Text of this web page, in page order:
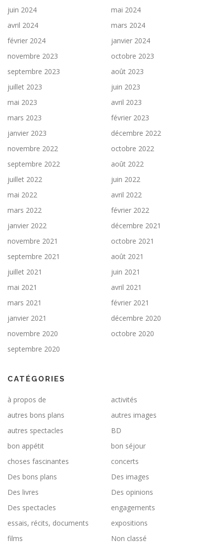
juin 2024
mai 2024
avril 2024
mars 2024
février 2024
janvier 2024
novembre 2023
octobre 2023
septembre 2023
août 2023
juillet 2023
juin 2023
mai 2023
avril 2023
mars 2023
février 2023
janvier 2023
décembre 2022
novembre 2022
octobre 2022
septembre 2022
août 2022
juillet 2022
juin 2022
mai 2022
avril 2022
mars 2022
février 2022
janvier 2022
décembre 2021
novembre 2021
octobre 2021
septembre 2021
août 2021
juillet 2021
juin 2021
mai 2021
avril 2021
mars 2021
février 2021
janvier 2021
décembre 2020
novembre 2020
octobre 2020
septembre 2020
CATÉGORIES
à propos de
activités
autres bons plans
autres images
autres spectacles
BD
bon appétit
bon séjour
choses fascinantes
concerts
Des bons plans
Des images
Des livres
Des opinions
Des spectacles
engagements
essais, récits, documents
expositions
films
Non classé